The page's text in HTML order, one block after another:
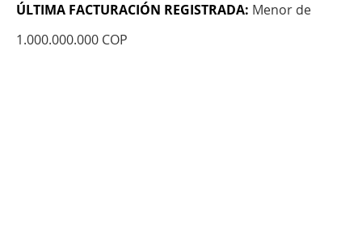
ÚLTIMA FACTURACIÓN REGISTRADA: Menor de
1.000.000.000 COP